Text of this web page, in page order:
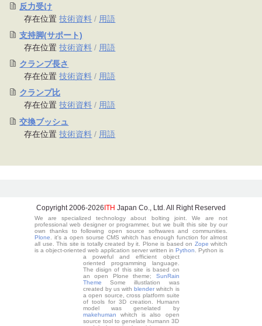
反力受け
存在位置 技術資料 / 用語
支持脚(サポート)
存在位置 技術資料 / 用語
クランプ長さ
存在位置 技術資料 / 用語
クランプ比
存在位置 技術資料 / 用語
交換ブッシュ
存在位置 技術資料 / 用語
Copyright 2006-2026ITH Japan Co., Ltd. All Right Reserved
We are specialized technology about bolting joint. We are not
professional web designer or programmer, but we built this site by our
own thanks to following open source softwares and communities.
Plone . it's a open sourse CMS whitch has enough function for almost
all use. This site is totally created by it. Plone is based on Zope whitch
is a object-oriented web application server written in Python . Python is
a poweful and efficient object
oriented programming language.
The disign of this site is based on
an open Plone theme; SunRain
Theme Some illustlation was
created by us withblender whitch is
a open source, cross platform suite
of tools for 3D creation. Humann
model was genelated by
makehuman whitch is also open
source tool to genelate humann 3D